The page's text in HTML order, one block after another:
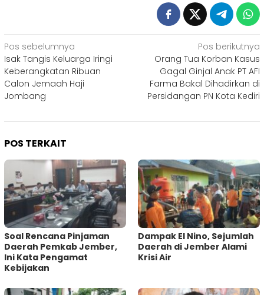
Navigasi
pos
Pos sebelumnya
Isak Tangis Keluarga Iringi
Keberangkatan Ribuan
Calon Jemaah Haji
Jombang
Pos berikutnya
Orang Tua Korban Kasus
Gagal Ginjal Anak PT AFI
Farma Bakal Dihadirkan di
Persidangan PN Kota Kediri
POS TERKAIT
‎Soal Rencana Pinjaman
Daerah Pemkab Jember,
Ini Kata Pengamat
Kebijakan ‎
Dampak El Nino, Sejumlah
Daerah di Jember Alami
Krisi Air